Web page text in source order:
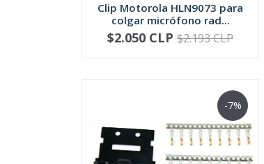
Clip Motorola HLN9073 para
colgar micrófono rad...
+
$2.050 CLP $2.193 CLP
-7%